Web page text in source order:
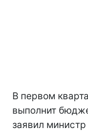
В первом
выполнит
заявил